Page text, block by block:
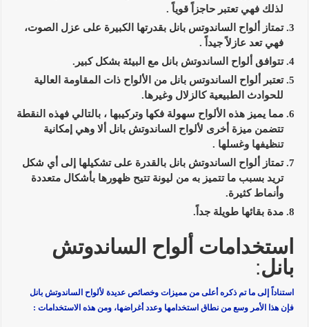
لذلك فهي تعتبر حاجزاً قوياً .
تمتاز ألواح الساندوتس بانل بقدرتها الكبيرة على عزل الصوت،
فهي تعد عازلاً جيداً .
تتوافق ألواح الساندوتش بانل مع البيئة بشكل كبير.
تعتبر ألواح الساندوتس بانل من الألواح ذات المقاومة العالية
للحوادث الطبيعية كالزلال وغيرها.
مما يميز هذه الألواح سهولة فكها وتركيبها ، بالتالي فهذه النقطة
تتضمن ميزة أخرى لألواح الساندوتش بانل ألا وهي إمكانية
تنظيفها وغسلها .
تمتاز ألواح الساندوتش بانل بالقدرة على تشكيلها إلى أي شكل
تريد بسبب ما تتميز به من ليونة تتيح ظهورها بأشكال متعددة
وأنماط كثيرة.
مدة بقائها طويلة جداً.
استخدامات ألواح الساندوتش
بانل:
استناداً إلى ما تم ذكره أعلى من مميزات وخصائص عديدة لألواح الساندوتش بانل
فإن هذا الأمر وسع من نطاق استخدامها وعدد أغراضها، ومن هذه الاستخدامات :